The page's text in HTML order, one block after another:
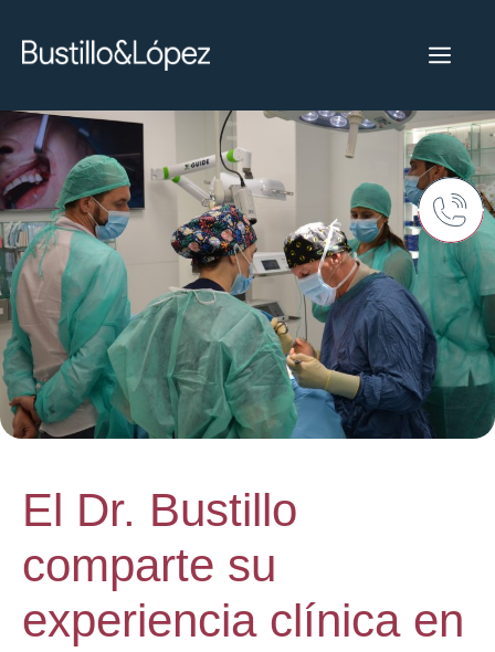
El Dr. Bustillo
comparte su
experiencia clínica en